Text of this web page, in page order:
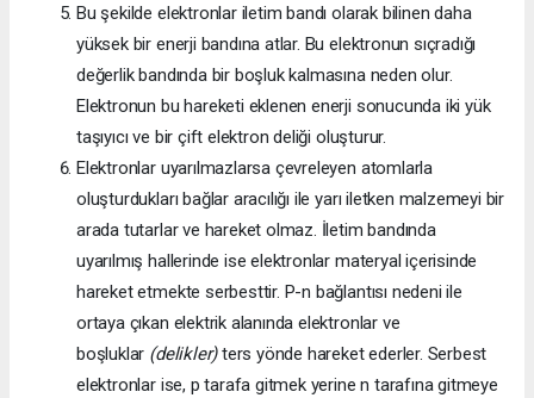
Bu şekilde elektronlar iletim bandı olarak bilinen daha
yüksek bir enerji bandına atlar. Bu elektronun sıçradığı
değerlik bandında bir boşluk kalmasına neden olur.
Elektronun bu hareketi eklenen enerji sonucunda iki yük
taşıyıcı ve bir çift elektron deliği oluşturur.
Elektronlar uyarılmazlarsa çevreleyen atomlarla
oluşturdukları bağlar aracılığı ile yarı iletken malzemeyi bir
arada tutarlar ve hareket olmaz. İletim bandında
uyarılmış hallerinde ise elektronlar materyal içerisinde
hareket etmekte serbesttir. P-n bağlantısı nedeni ile
ortaya çıkan elektrik alanında elektronlar ve
boşluklar (delikler)ters yönde hareket ederler. Serbest
elektronlar ise, p tarafa gitmek yerine n tarafına gitmeye